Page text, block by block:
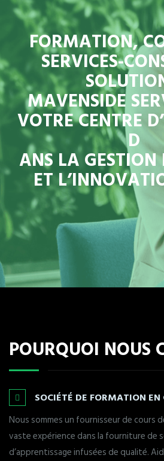
FORMATION,
SERVICES-
MAVENSIDE
VOTRE CENTRE
D
ANS LA GESTION
ET
POURQUOI NOUS
SOCIÉTÉ DE FORMATION EN
Nous sommes un fournisseur de cours
vaste expérience dans la fourniture de
d’apprentissage infusées de qualité.